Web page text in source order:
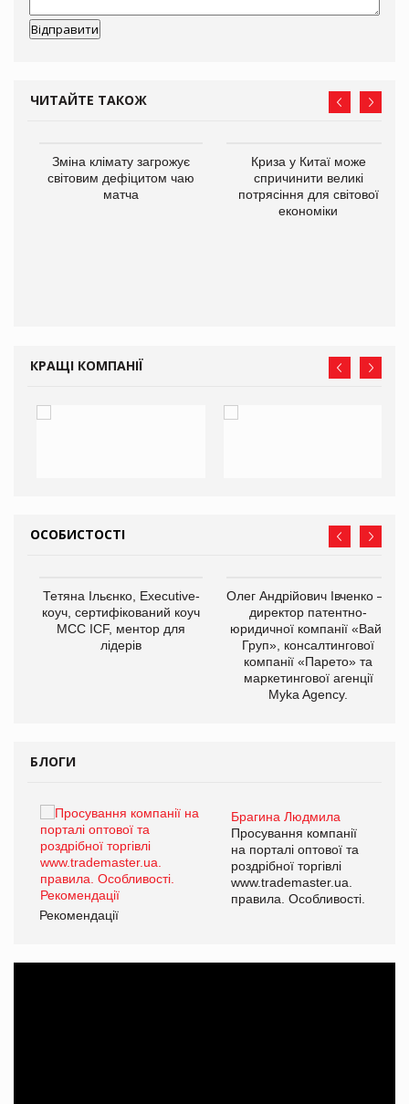
ЧИТАЙТЕ ТАКОЖ
Зміна клімату загрожує
світовим дефіцитом чаю
матча
Криза у Китаї може
спричинити великі
потрясіння для світової
економіки
КРАЩІ КОМПАНІЇ
ОСОБИСТОСТІ
Тетяна Ільєнко, Executive-
коуч, сертифікований коуч
МСС ICF, ментор для
лідерів
Олег Андрійович Івченко —
директор патентно-
юридичної компанії «Вайз
Груп», консалтингової
компанії «Парето» та
маркетингової агенції
Myka Agency.
БЛОГИ
Брагина Людмила
Просування компанії
на порталі оптової та
роздрібної торгівлі
www.trademaster.ua.
правила. Особливості.
Рекомендації